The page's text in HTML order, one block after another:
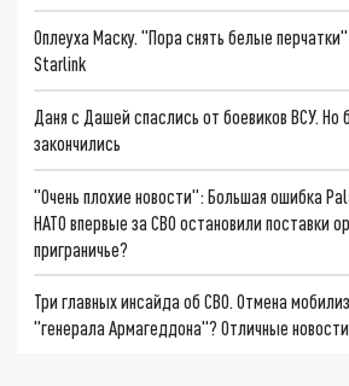
Оплеуха Маску. "Пора снять белые
Starlink
Даня с Дашей спаслись от боевиков ВСУ.
закончились
"Очень плохие новости": Большая ошибка
НАТО впервые за СВО остановили поставки
приграничье?
Три главных инсайда об СВО. Отмена
"генерала Армагеддона"? Отличные